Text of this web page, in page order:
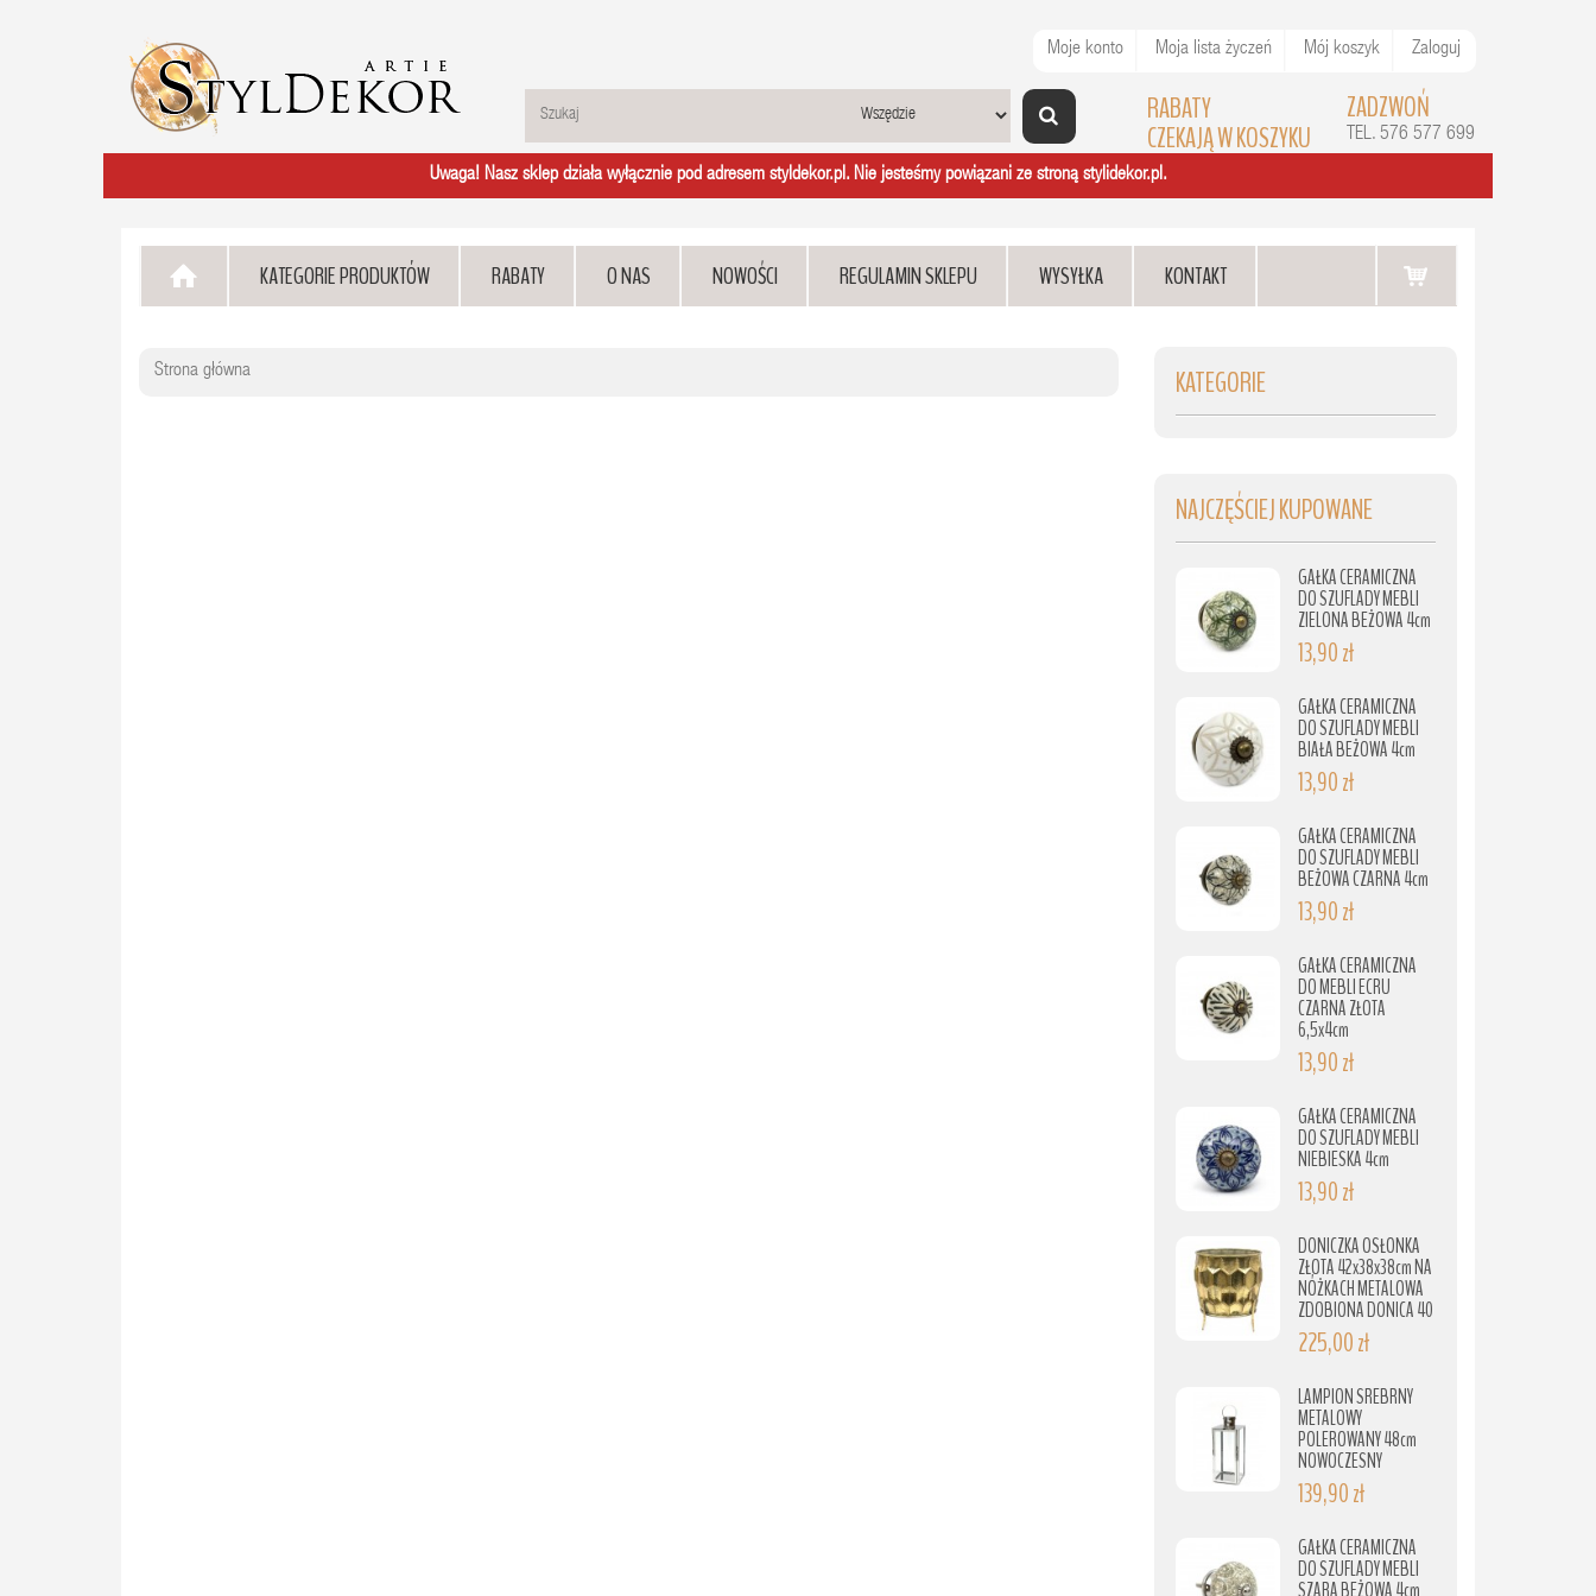
Moje konto Moja lista życzeń Mój koszyk Zaloguj
ZADZWOŃ
TEL. 576 577 699
RABATY
CZEKAJĄ W KOSZYKU
Uwaga! Nasz sklep działa wyłącznie pod adresem styldekor.pl. Nie jesteśmy powiązani ze stroną stylidekor.pl.
KATEGORIE PRODUKTÓW RABATY O NAS NOWOŚCI REGULAMIN SKLEPU WYSYŁKA KONTAKT
Strona główna KATEGORIE
NAJCZĘŚCIEJ KUPOWANE
GAŁKA CERAMICZNA
DO SZUFLADY MEBLI
ZIELONA BEŻOWA 4cm
13,90 zł
GAŁKA CERAMICZNA
DO SZUFLADY MEBLI
BIAŁA BEŻOWA 4cm
13,90 zł
GAŁKA CERAMICZNA
DO SZUFLADY MEBLI
BEŻOWA CZARNA 4cm
13,90 zł
GAŁKA CERAMICZNA
DO MEBLI ECRU
CZARNA ZŁOTA
6,5x4cm
13,90 zł
GAŁKA CERAMICZNA
DO SZUFLADY MEBLI
NIEBIESKA 4cm
13,90 zł
DONICZKA OSŁONKA
ZŁOTA 42x38x38cm NA
NÓŻKACH METALOWA
ZDOBIONA DONICA 40
225,00 zł
LAMPION SREBRNY
METALOWY
POLEROWANY 48cm
NOWOCZESNY
139,90 zł
GAŁKA CERAMICZNA
DO SZUFLADY MEBLI